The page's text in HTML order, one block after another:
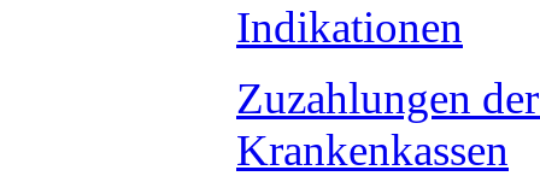
Indikationen
Zuzahlungen
Krankenkassen